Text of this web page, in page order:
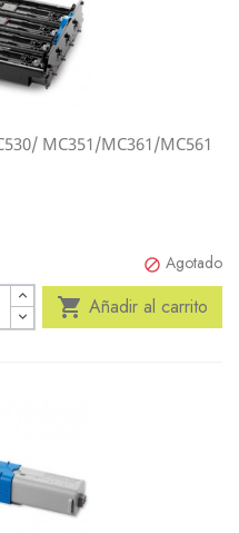
MC351/MC361/MC561
 Agotado
 Añadir al carrito